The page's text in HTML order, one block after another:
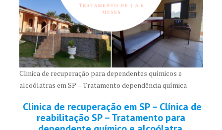
Clinica de recuperação para dependentes químicos e
alcoólatras em SP – Tratamento dependência química
Clinica de recuperação em SP – Clínica de
reabilitação SP – Tratamento para